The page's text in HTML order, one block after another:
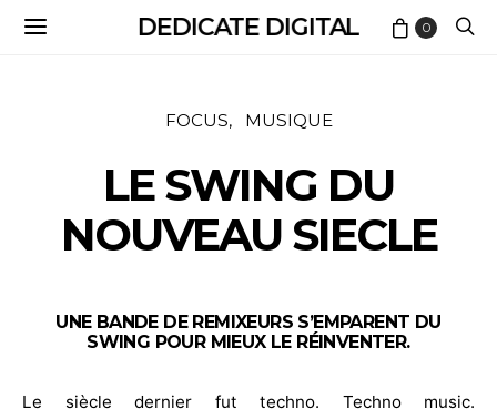
DEDICATE DIGITAL 0
FOCUS MUSIQUE
LE SWING DU
NOUVEAU SIECLE
UNE BANDE DE REMIXEURS S’EMPARENT DU
SWING POUR MIEUX LE RÉINVENTER.
Le siècle dernier fut techno. Techno music.